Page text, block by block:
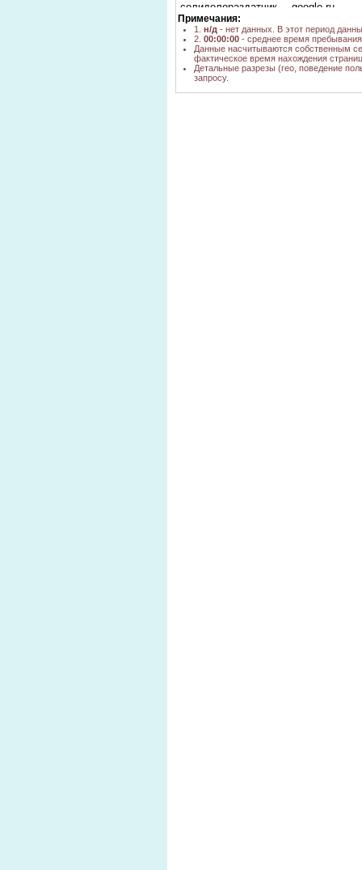
солидолораздатчик
pressol
google.ru,
Солидолораздатчик
с ножным приводом
17793 PRESSOL
yandex.ru 1
солидолораздатчик
спб
Примечания:
1. н/д - нет данных. В этот период
2. 00:00:00 - среднее время
Данные насчитываются собственным
фактическое время нахождения
Детальные разрезы (гео, поведение
запросу.